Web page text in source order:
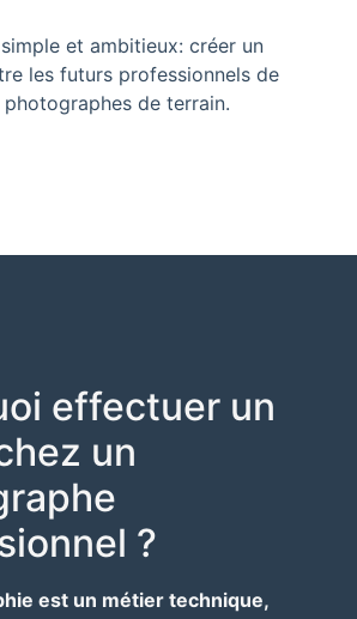
et ambitieux: créer un
les futurs professionnels de
photographes de terrain.
effectuer un
un
?
est un métier technique,